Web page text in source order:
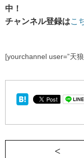
中！
チャンネル登録はこ
[yourchannel user=”天